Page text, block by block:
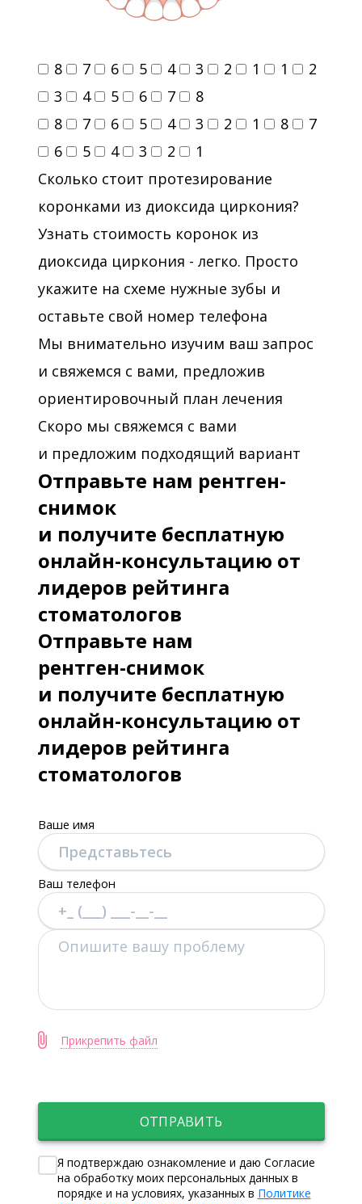
8 7 6 5 4 3 2 1 1
2
3
4 5 6 7
8
8
7 6 5 4 3 2 1 8
7
6
5 4 3 2
1
Сколько стоит протезирование
коронками из диоксида циркония?
Узнать стоимость коронок из
диоксида циркония - легко. Просто
укажите на схеме нужные зубы и
оставьте свой номер телефона
Мы внимательно изучим ваш запрос
и свяжемся с вами, предложив
ориентировочный план лечения
Скоро мы свяжемся с вами
и предложим подходящий вариант
Отправьте нам рентген-
снимок
и получите бесплатную
онлайн-консультацию от
лидеров рейтинга
стоматологов
Отправьте нам
рентген-снимок
и получите бесплатную
онлайн-консультацию от
лидеров рейтинга
стоматологов
Ваше имя
Ваш телефон
Прикрепить файл
ОТПРАВИТЬ
Я подтверждаю ознакомление и даю Согласие
на обработку моих персональных данных в
порядке и на условиях, указанных в Политике